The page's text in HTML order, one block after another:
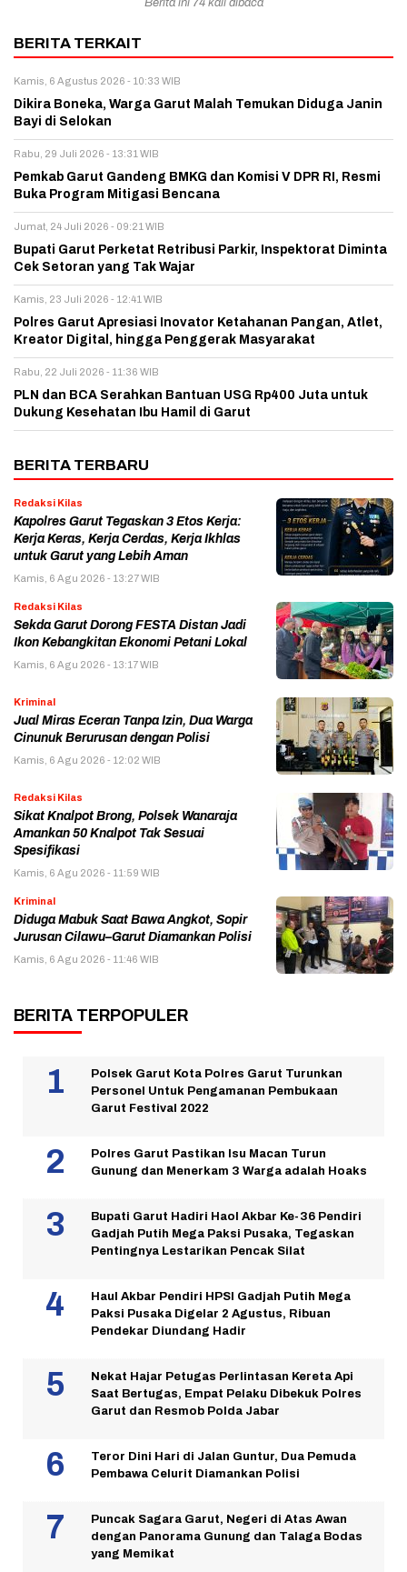
BERITA TERKAIT
Kamis, 6 Agustus 2026 - 10:33 WIB
Dikira Boneka, Warga Garut Malah Temukan Diduga Janin
Bayi di Selokan
Rabu, 29 Juli 2026 - 13:31 WIB
Pemkab Garut Gandeng BMKG dan Komisi V DPR RI, Resmi
Buka Program Mitigasi Bencana
Jumat, 24 Juli 2026 - 09:21 WIB
Bupati Garut Perketat Retribusi Parkir, Inspektorat Diminta
Cek Setoran yang Tak Wajar
Kamis, 23 Juli 2026 - 12:41 WIB
Polres Garut Apresiasi Inovator Ketahanan Pangan, Atlet,
Kreator Digital, hingga Penggerak Masyarakat
Rabu, 22 Juli 2026 - 11:36 WIB
PLN dan BCA Serahkan Bantuan USG Rp400 Juta untuk
Dukung Kesehatan Ibu Hamil di Garut
BERITA TERBARU
Redaksi Kilas
Kapolres Garut Tegaskan 3 Etos Kerja:
Kerja Keras, Kerja Cerdas, Kerja Ikhlas
untuk Garut yang Lebih Aman
Kamis, 6 Agu 2026 - 13:27 WIB
Redaksi Kilas
Sekda Garut Dorong FESTA Distan Jadi
Ikon Kebangkitan Ekonomi Petani Lokal
Kamis, 6 Agu 2026 - 13:17 WIB
Kriminal
Jual Miras Eceran Tanpa Izin, Dua Warga
Cinunuk Berurusan dengan Polisi
Kamis, 6 Agu 2026 - 12:02 WIB
Redaksi Kilas
Sikat Knalpot Brong, Polsek Wanaraja
Amankan 50 Knalpot Tak Sesuai
Spesifikasi
Kamis, 6 Agu 2026 - 11:59 WIB
Kriminal
Diduga Mabuk Saat Bawa Angkot, Sopir
Jurusan Cilawu–Garut Diamankan Polisi
Kamis, 6 Agu 2026 - 11:46 WIB
BERITA TERPOPULER
Polsek Garut Kota Polres Garut Turunkan
Personel Untuk Pengamanan Pembukaan
Garut Festival 2022
Polres Garut Pastikan Isu Macan Turun
Gunung dan Menerkam 3 Warga adalah Hoaks
Bupati Garut Hadiri Haol Akbar Ke-36 Pendiri
Gadjah Putih Mega Paksi Pusaka, Tegaskan
Pentingnya Lestarikan Pencak Silat
Haul Akbar Pendiri HPSI Gadjah Putih Mega
Paksi Pusaka Digelar 2 Agustus, Ribuan
Pendekar Diundang Hadir
Nekat Hajar Petugas Perlintasan Kereta Api
Saat Bertugas, Empat Pelaku Dibekuk Polres
Garut dan Resmob Polda Jabar
Teror Dini Hari di Jalan Guntur, Dua Pemuda
Pembawa Celurit Diamankan Polisi
Puncak Sagara Garut, Negeri di Atas Awan
dengan Panorama Gunung dan Talaga Bodas
yang Memikat